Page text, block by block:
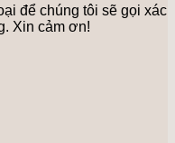
để chúng tôi sẽ gọi xác
Xin cảm ơn!